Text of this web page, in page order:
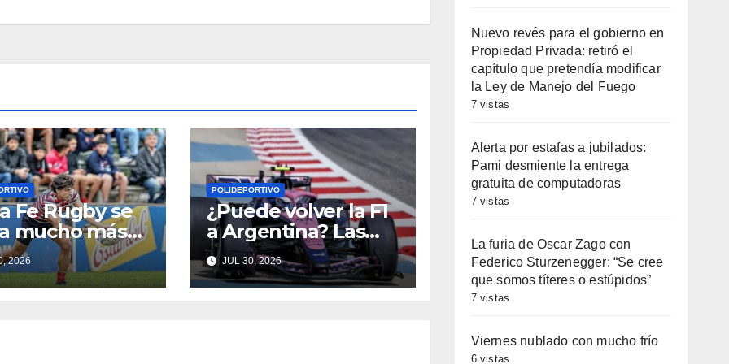
Fe Rugby se
mucho más
partido en
2026
POLIDEPORTIVO
¿Puede volver la F1
a Argentina? Las
dudas sobre Qatar y
Abu Dabi reavivan
la ilusión
JUL 30, 2026
Nuevo revés para el gobierno en
Propiedad Privada: retiró el
capítulo que pretendía modificar
la Ley de Manejo del Fuego
7 vistas
Alerta por estafas a jubilados:
Pami desmiente la entrega
gratuita de computadoras
7 vistas
La furia de Oscar Zago con
Federico Sturzenegger: “Se cree
que somos títeres o estúpidos”
7 vistas
Viernes nublado con mucho frío
6 vistas